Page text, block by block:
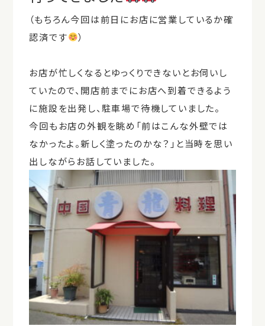
（もちろん今回は前日にお店に営業しているか確
認済です
）
お店が忙しくなるとゆっくりできないとお伺いし
ていたので、開店前までにお店へ到着できるよう
に施設を出発し、駐車場で待機していました。
今回もお店の外観を眺め「前はこんな外壁では
なかったよ。新しく塗ったのかな？」と当時を思い
出しながらお話していました。